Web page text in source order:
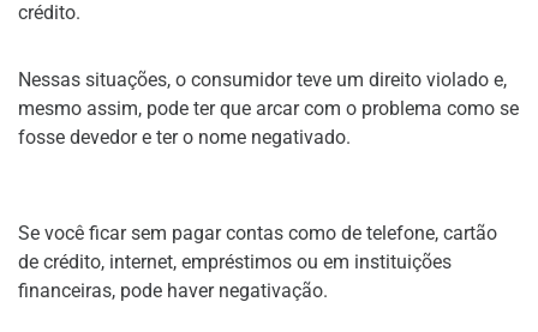
crédito.
Nessas situações, o consumidor teve um direito violado e,
mesmo assim, pode ter que arcar com o problema como se
fosse devedor e ter o nome negativado.
Se você ficar sem pagar contas como de telefone, cartão
de crédito, internet, empréstimos ou em instituições
financeiras, pode haver negativação.